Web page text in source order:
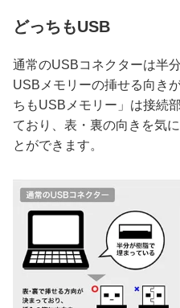
どっちもUSB
通常のUSBコネクターは半
USBメモリーの挿せる向き
ちもUSBメモリー」は接続
ており、表・裏の向きを気
とができます。